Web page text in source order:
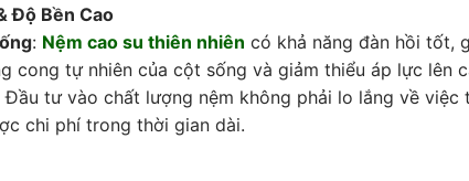
Độ Bền Cao
: Nệm cao su thiên nhiên có khả năng đàn hồi tốt,
cong tự nhiên của cột sống và giảm thiểu áp lực lên
Đầu tư vào chất lượng nệm không phải lo lắng về việc
chi phí trong thời gian dài.